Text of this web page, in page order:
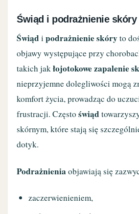
Świąd i podrażnienie skóry
Świąd ipodrażnienie skóryto
objawy występujące przy
takich jakłojotokowe zapalenie
nieprzyjemne dolegliwości mogą
komfort życia, prowadząc do
frustracji. Częstoświąd
skórnym, które stają się
dotyk.
Podrażnienia objawiają się
zaczerwienieniem,